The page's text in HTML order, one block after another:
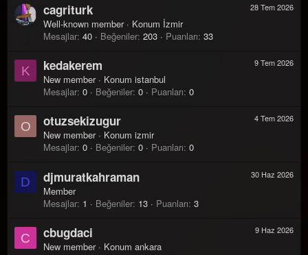
28 Tem 2026
cagriturk
Well-known member · Konum İzmir
Mesajlar 40 Beğeniler 203 Puanları 33
K
9 Tem 2026
kedakerem
New member · Konum istanbul
Mesajlar 0 Beğeniler 0 Puanları 0
O
4 Tem 2026
otuzsekizugur
New member · Konum izmir
Mesajlar 0 Beğeniler 0 Puanları 0
D
30 Haz 2026
djmuratkahraman
Member
Mesajlar 1 Beğeniler 13 Puanları 3
C
9 Haz 2026
cbugdaci
New member · Konum ankara